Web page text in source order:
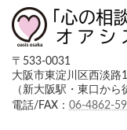
〒533-0031
大阪市東淀川区西淡路
（新大阪駅・東口から
電話/FAX： 06-4862-